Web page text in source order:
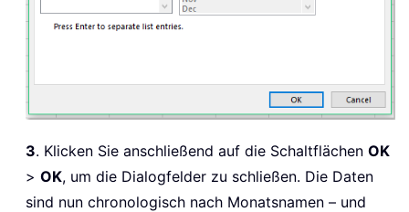
3. Klicken Sie anschließend auf die Schaltflächen OK
> OK, um die Dialogfelder zu schließen. Die Daten
sind nun chronologisch nach Monatsnamen – und